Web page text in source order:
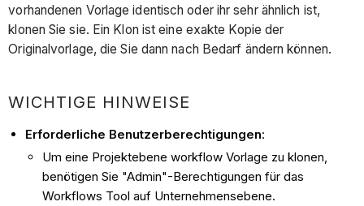
vorhandenen Vorlage identisch oder ihr sehr ähnlich ist,
klonen Sie sie. Ein Klon ist eine exakte Kopie der
Originalvorlage, die Sie dann nach Bedarf ändern können.
WICHTIGE HINWEISE
Erforderliche Benutzerberechtigungen:
Um eine Projektebene workflow Vorlage zu klonen,
benötigen Sie "Admin"-Berechtigungen für das
Workflows Tool auf Unternehmensebene.